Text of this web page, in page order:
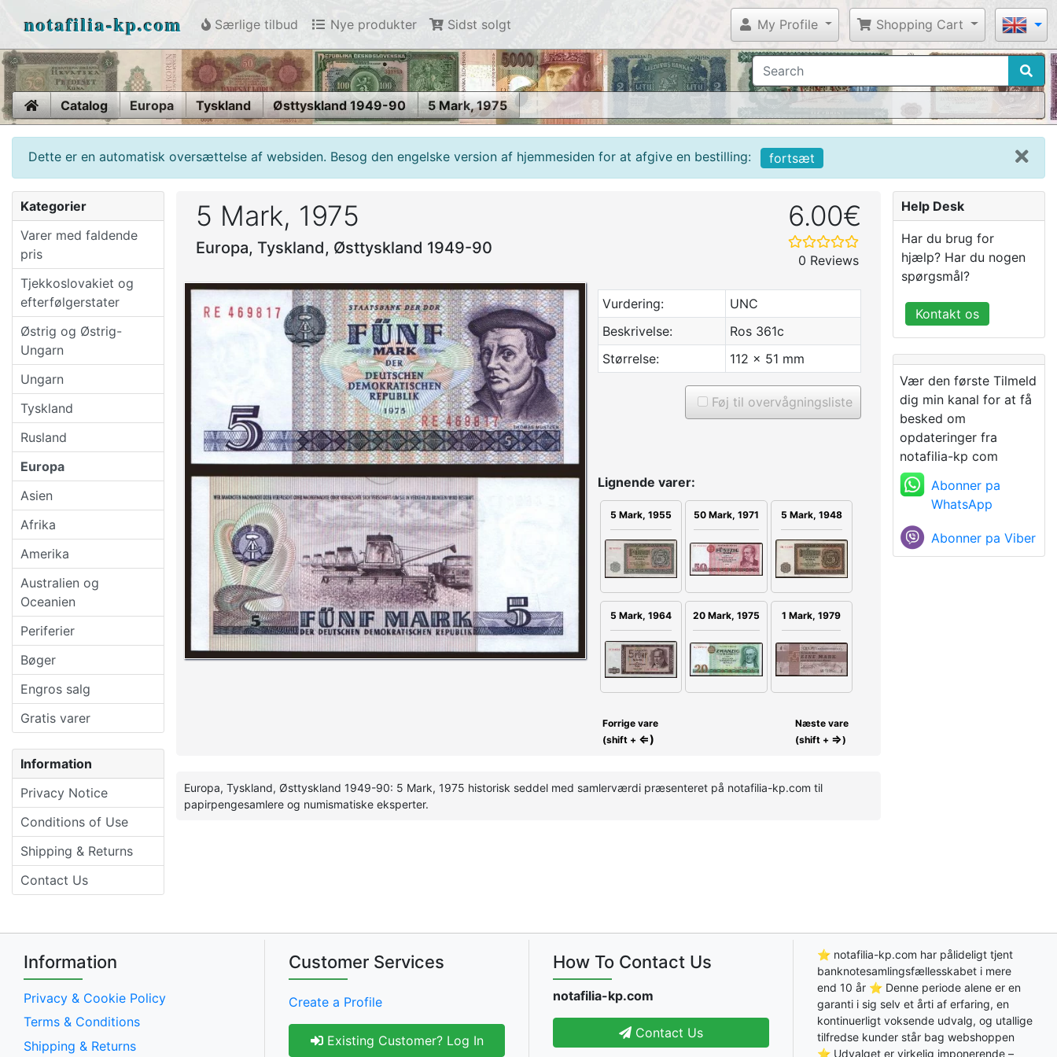
notafilia-kp.com Særlige tilbud Nye produkter Sidst solgt My Profile Shopping Cart
HomeCatalog Europa Tyskland Østtyskland 1949-90 5 Mark, 1975
Dette er en automatisk oversættelse af websiden. Besog den engelske version af hjemmesiden for at afgive en bestilling: fortsæt
Kategorier
Varer med faldende
pris
Tjekkoslovakiet og
efterfølgerstater
Østrig og Østrig-
Ungarn
Ungarn
Tyskland
Rusland
Europa
Asien
Afrika
Amerika
Australien og
Oceanien
Periferier
Bøger
Engros salg
Gratis varer
Information
Privacy Notice
Conditions of Use
Shipping & Returns
Contact Us
5 Mark, 1975
Europa, Tyskland, Østtyskland 1949-90
6.00€
0 Reviews
Vurdering:
UNC
Beskrivelse:
Ros 361c
Størrelse:
112 x 51 mm
Føj til overvågningsliste
Lignende varer:
5 Mark, 1955 50 Mark, 1971 5 Mark, 1948
5 Mark, 1964 20 Mark, 1975 1 Mark, 1979
Forrige vare
(shift + ⇐)
Næste vare
(shift + ⇒)
Europa, Tyskland, Østtyskland 1949-90: 5 Mark, 1975 historisk seddel med samlerværdi præsenteret på notafilia-kp.com til
papirpengesamlere og numismatiske eksperter.
Help Desk
Har du brug for
hjælp? Har du nogen
spørgsmål?
Kontakt os
Vær den første Tilmeld
dig min kanal for at få
besked om
opdateringer fra
notafilia-kp com
Abonner pa
WhatsApp
Abonner pa Viber
Information
Privacy & Cookie Policy
Terms & Conditions
Shipping & Returns
Customer Services
Create a Profile
Existing Customer? Log In
How To Contact Us
notafilia-kp.com
Contact Us
⭐ notafilia-kp.com har pålideligt tjent
banknotesamlingsfællesskabet i mere
end 10 år ⭐ Denne periode alene er en
garanti i sig selv et årti af erfaring, en
kontinuerligt voksende udvalg, og utallige
tilfredse kunder står bag webshoppen
⭐ Udvalget er virkelig imponerende –